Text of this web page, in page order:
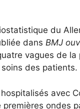
du
dans BMJ
vagues de
des patients.
avec
ondes